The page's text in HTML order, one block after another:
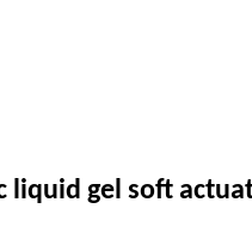
liquid gel soft